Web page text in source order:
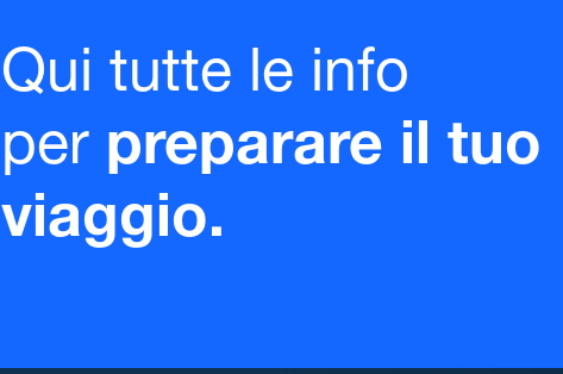
Qui tutte le info
per preparare il tuo
viaggio.